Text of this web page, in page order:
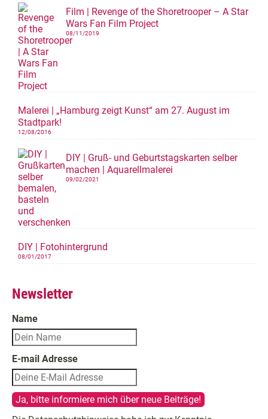
Film | Revenge of the Shoretrooper – A Star
Wars Fan Film Project
08/11/2019
Malerei | „Hamburg zeigt Kunst“ am 27. August im
Stadtpark!
12/08/2016
DIY | Gruß- und Geburtstagskarten selber
machen | Aquarellmalerei
09/02/2021
DIY | Fotohintergrund
08/01/2017
Newsletter
Name
E-mail Adresse